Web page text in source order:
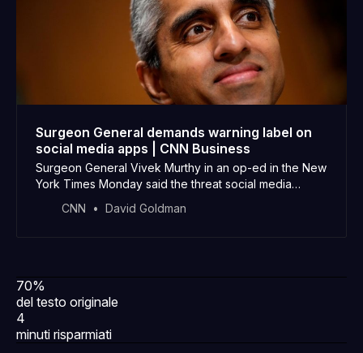
Surgeon General demands warning label on
social media apps | CNN Business
Surgeon General Vivek Murthy in an op-ed in the New
York Times Monday said the threat social media
Congress to put a label on the apps as with cigarettes
CNN David Goldman
70%
del testo originale
4
minuti risparmiati